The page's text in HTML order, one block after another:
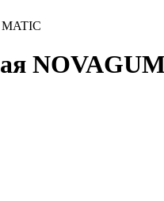
MATIC